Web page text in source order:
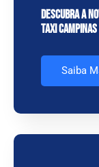
Descubra a
Taxi Campinas
Saiba